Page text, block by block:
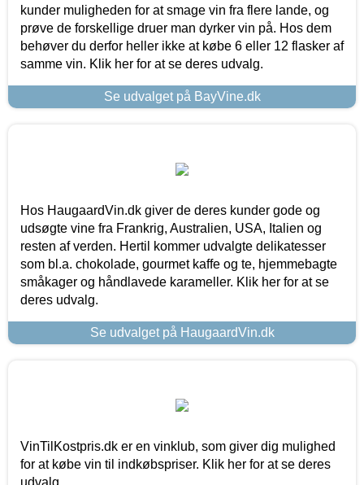
kunder muligheden for at smage vin fra flere lande, og
prøve de forskellige druer man dyrker vin på. Hos dem
behøver du derfor heller ikke at købe 6 eller 12 flasker af
samme vin. Klik her for at se deres udvalg.
Se udvalget på BayVine.dk
Hos HaugaardVin.dk giver de deres kunder gode og
udsøgte vine fra Frankrig, Australien, USA, Italien og
resten af verden. Hertil kommer udvalgte delikatesser
som bl.a. chokolade, gourmet kaffe og te, hjemmebagte
småkager og håndlavede karameller. Klik her for at se
deres udvalg.
Se udvalget på HaugaardVin.dk
VinTilKostpris.dk er en vinklub, som giver dig mulighed
for at købe vin til indkøbspriser. Klik her for at se deres
udvalg.